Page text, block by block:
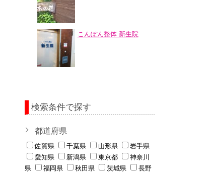
こんぽん整体 新生院
検索条件で探す
都道府県
佐賀県 千葉県 山形県
岩手県
愛知県
新潟県 東京都
神奈川
県
福岡県 秋田県 茨城県
長野